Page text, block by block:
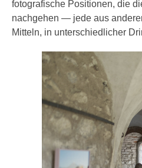
fotografische Positionen, die
nachgehen — jede aus
Mitteln, in unterschiedlicher